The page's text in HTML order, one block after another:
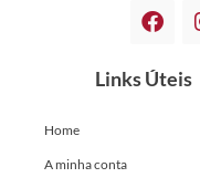
Links Úteis
Home
A minha conta